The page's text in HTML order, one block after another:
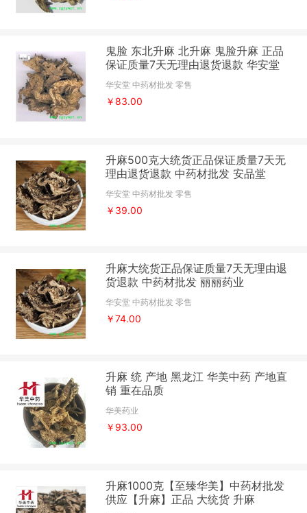
鬼脸 东北升麻 北升麻 鬼脸升麻 正品
保证质量7天无理由退货退款 华安堂
华安堂 中药材批发 零售
￥83.00
升麻500克大统货正品保证质量7天无
理由退货退款 中药材批发 安品堂
华安堂 中药材批发 零售
￥39.00
升麻大统货正品保证质量7天无理由退
货退款 中药材批发 丽丽药业
华安堂 中药材批发 零售
￥74.00
升麻 统 产地 黑龙江 华美中药 产地直
销 重在品质
华美药业
￥93.00
升麻1000克【至臻华美】中药材批发
供应【升麻】正品 大统货 升麻